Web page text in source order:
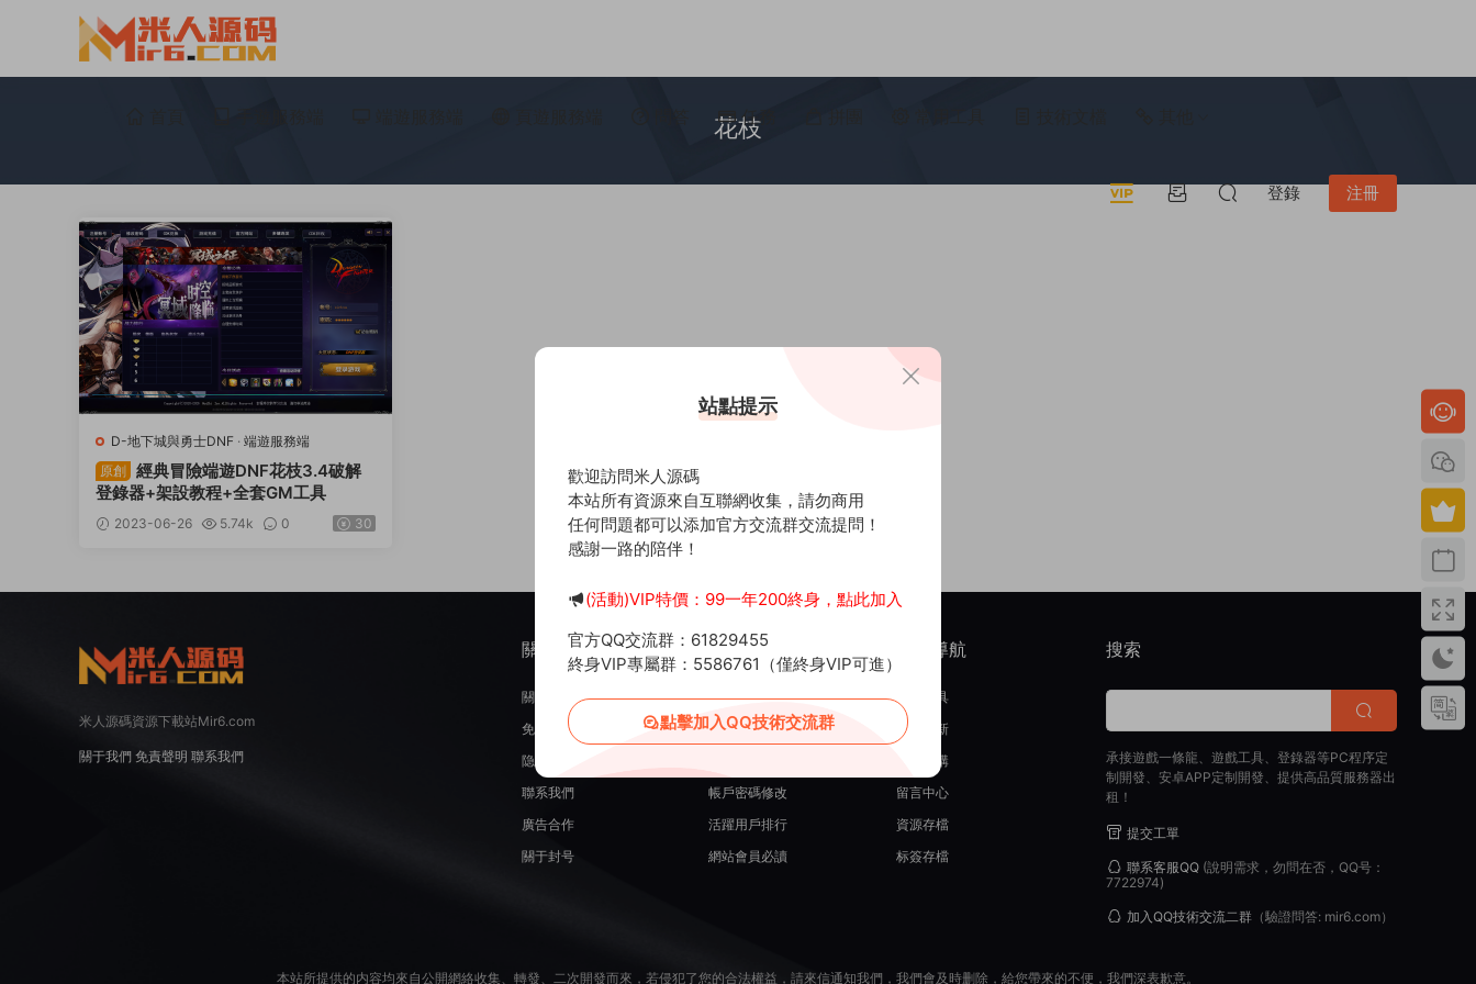
任務
登錄 注冊
花枝
D-地下城與勇士DNF · 端遊服務端
原創
經典冒險端遊DNF花枝3.4破解
登錄器+架設教程+全套GM工具
2023-06-26 5.74k 0 30
米人源碼資源下載站Mir6.com
關于我們 免責聲明 聯系我們
關于我們
關于我們
免責申明
隐私政策
聯系我們
廣告合作
關于封号
服務支持
在線開通會員
源碼投稿發布
帳戶密碼修改
活躍用戶排行
網站會員必讀
熱門導航
常用工具
最近更新
源碼團購
留言中心
資源存檔
标簽存檔
搜索
承接遊戲一條龍、遊戲工具、登錄器等PC程序定
制開發、安卓APP定制開發、提供高品質服務器出
租！
提交工單
聯系客服QQ(說明需求，勿問在否，QQ号：
7722974)
加入QQ技術交流二群（驗證問答: mir6.com）
本站所提供的内容均來自公開網絡收集、轉發、二次開發而來，若侵犯了您的合法權益，請來信通知我們，我們會及時删除，給您帶來的不便，我們深表歉意。
站點提示
歡迎訪問米人源碼
本站所有資源來自互聯網收集，請勿商用
任何問題都可以添加官方交流群交流提問！
感謝一路的陪伴！
(活動)VIP特價：99一年200終身，點此加入
官方QQ交流群：61829455
終身VIP專屬群：5586761（僅終身VIP可進）
點擊加入QQ技術交流群